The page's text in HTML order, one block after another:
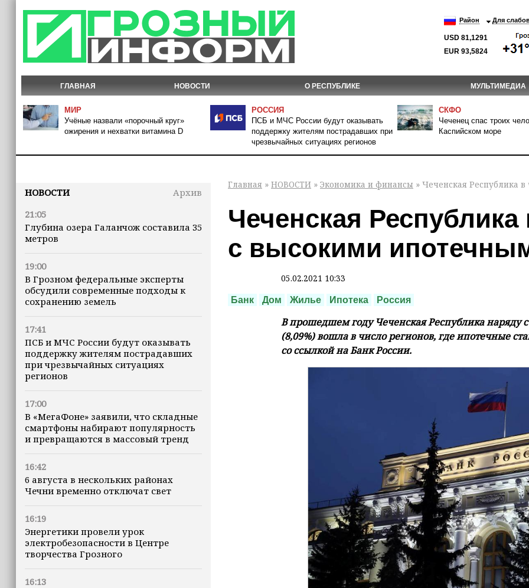
Район Для
USD 81,1291
EUR 93,5824
ГЛАВНАЯ НОВОСТИ О РЕСПУБЛИКЕ МУЛЬТИМЕДИА
МИР
Учёные назвали «порочный круг»
ожирения и нехватки витамина D
РОССИЯ
ПСБ и МЧС России будут оказывать
поддержку жителям пострадавших при
чрезвычайных ситуациях регионов
СКФО
Чеченец спас троих
Каспийском море
НОВОСТИ
Архив
21:05
Глубина озера Галанчож составила 35
метров
19:00
В Грозном федеральные эксперты
обсудили современные подходы к
сохранению земель
17:41
ПСБ и МЧС России будут оказывать
поддержку жителям пострадавших
при чрезвычайных ситуациях
регионов
17:00
В «МегаФоне» заявили, что складные
смартфоны набирают популярность
и превращаются в массовый тренд
16:42
6 августа в нескольких районах
Чечни временно отключат свет
16:19
Энергетики провели урок
электробезопасности в Центре
творчества Грозного
16:13
Главная » НОВОСТИ » Экономика и финансы » Чеченская Республика
Чеченская
с высокими
05.02.2021 10:33
Банк Дом Жилье Ипотека Россия
В прошедшем году Чеченская Республика наряду
(8,09%) вошла в число регионов, где ипотечные
со ссылкой на Банк России.